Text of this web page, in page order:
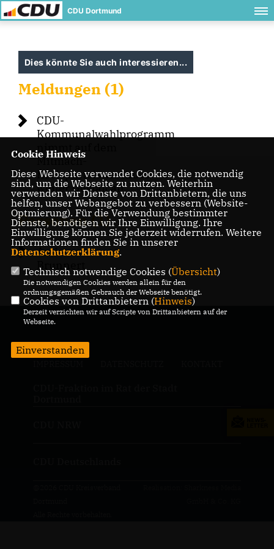
CDU Dortmund
Dies könnte Sie auch interessieren...
Meldungen (1)
CDU-
Kommunalwahlprogramm
nimmt auf dem
Mitmach-
Kreisparteiausschuss
weiter Gestalt an
Personen (1)
Andreas
Brunnert
Cookie Hinweis
Diese Webseite verwendet Cookies, die notwendig
sind, um die Webseite zu nutzen. Weiterhin
verwenden wir Dienste von Drittanbietern, die uns
helfen, unser Webangebot zu verbessern (Website-
Optmierung). Für die Verwendung bestimmter
Dienste, benötigen wir Ihre Einwilligung. Ihre
Einwilligung können Sie jederzeit widerrufen. Weitere
Informationen finden Sie in unserer
Datenschutzerklärung.
Technisch notwendige Cookies (Übersicht)
Die notwendigen Cookies werden allein für den
ordnungsgemäßen Gebrauch der Webseite benötigt.
Cookies von Drittanbietern (Hinweis)
Derzeit verzichten wir auf Scripte von Drittanbietern auf der
Webseite.
Einverstanden